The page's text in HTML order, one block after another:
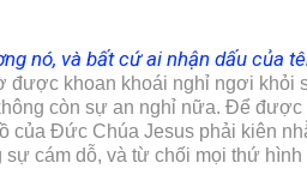
nó, và bất cứ ai nhận dấu của
khoan khoái nghỉ ngơi khỏi
còn sự an nghỉ nữa. Để
của Đức Chúa Jesus phải kiên
cám dỗ, và từ chối mọi thứ